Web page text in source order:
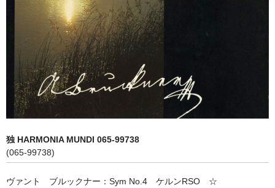
合唱
オペラ
歌曲
古楽曲
CD&BOOK
PICK UP
独 HARMONIA MUNDI 065-99738
(065-99738)
ヴァント ブルックナー：Sym No.4 ケルンRSO ☆